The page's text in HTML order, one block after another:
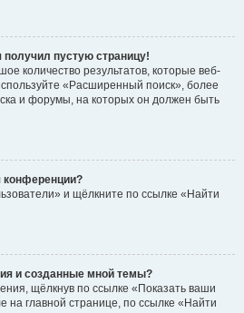
получил пустую страницу!
количество результатов, которые веб-
«Расширенный поиск», более
и форумы, на которых он должен быть
конференции?
и щёлкните по ссылке «Найти
и созданные мной темы?
щёлкнув по ссылке «Показать ваши
на главной странице, по ссылке «Найти